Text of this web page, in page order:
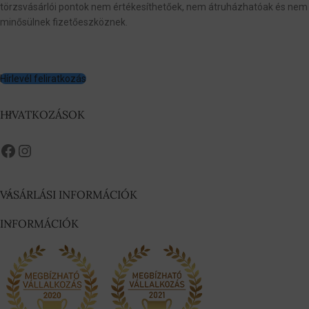
törzsvásárlói pontok nem értékesíthetőek, nem átruházhatóak és nem
minősülnek fizetőeszköznek.
Hírlevél feliratkozás
HIVATKOZÁSOK
VÁSÁRLÁSI INFORMÁCIÓK
INFORMÁCIÓK